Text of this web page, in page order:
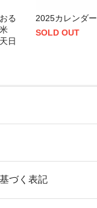
る
米
日
2025カレンダー
SOLD OUT
づく表記